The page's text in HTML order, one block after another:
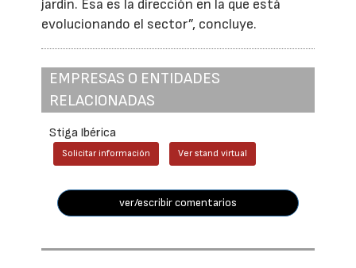
jardín. Esa es la dirección en la que está
evolucionando el sector”, concluye.
EMPRESAS O ENTIDADES
RELACIONADAS
Stiga Ibérica
Solicitar información Ver stand virtual
ver/escribir comentarios